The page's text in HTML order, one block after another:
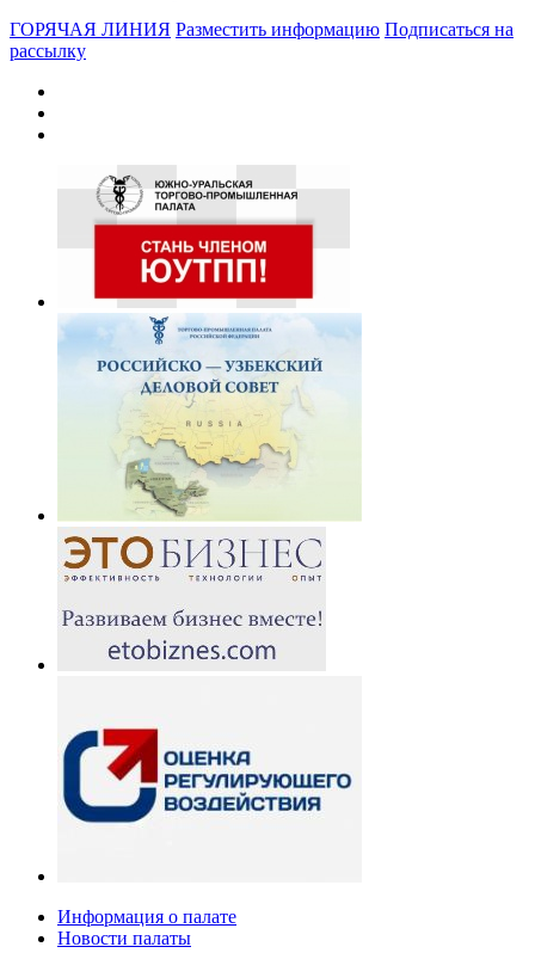
ГОРЯЧАЯ ЛИНИЯ Разместить информацию Подписаться на
рассылку
Информация о палате
Новости палаты